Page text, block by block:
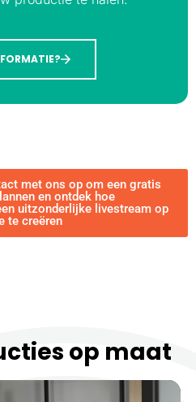
met ons op om een gratis
en ontdek hoe
uitzonderlijke livestream op
te creëren
op maat